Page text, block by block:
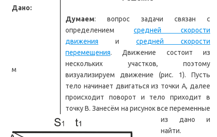
Дано:
м
Думаем: вопрос задачи связан с
определением средней скорости
движения и средней скорости
перемещения. Движение состоит из
нескольких участков, поэтому
визуализируем движение (рис. 1). Пусть
тело начинает двигаться из точки А, далее
происходит поворот и тело приходит в
точку B. Занесём на рисунок все переменные
из дано и
найти.